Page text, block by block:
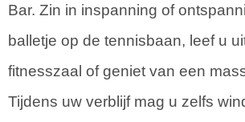
Bar. Zin in inspanning of
balletje op de tennisbaan, leef u
fitnesszaal of geniet van een
Tijdens uw verblijf mag u zelfs